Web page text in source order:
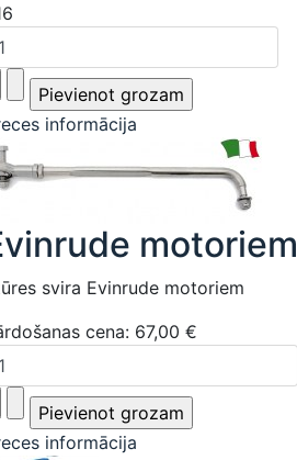
informācija
motoriem
svira Evinrude motoriem
cena: 67,00 €
informācija